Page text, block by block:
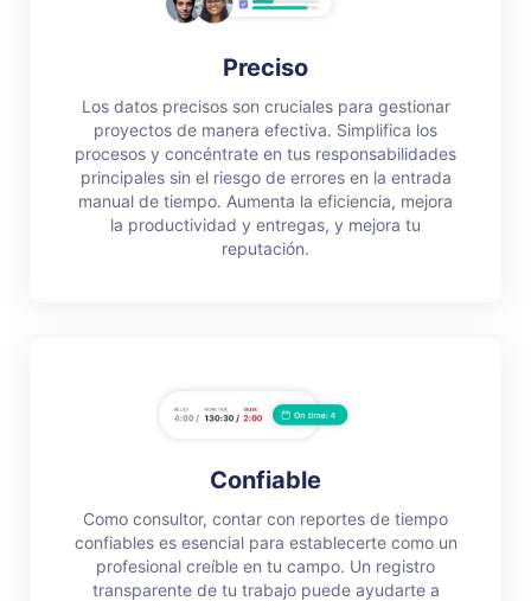
Preciso
Los datos precisos son cruciales para gestionar
proyectos de manera efectiva. Simplifica los
procesos y concéntrate en tus responsabilidades
principales sin el riesgo de errores en la entrada
manual de tiempo. Aumenta la eficiencia, mejora
la productividad y entregas, y mejora tu
reputación.
Confiable
Como consultor, contar con reportes de tiempo
confiables es esencial para establecerte como un
profesional creíble en tu campo. Un registro
transparente de tu trabajo puede ayudarte a